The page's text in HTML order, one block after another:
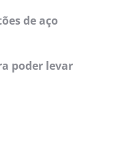
de aço
poder levar